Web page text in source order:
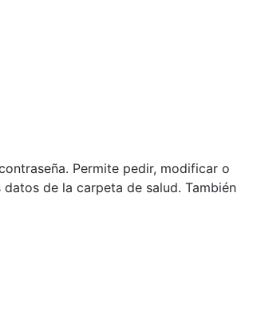
Permite pedir, modificar o
de la carpeta de salud. También